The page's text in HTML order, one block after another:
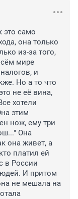
это само
она только
из-за того,
мире
и
Но а то что
не её вина,
хотели
этим
нож, ему три
Она
она живет, а
платил ей
в России
И притом
не мешала на